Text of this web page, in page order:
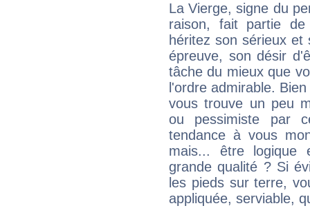
La Vierge, signe du
raison, fait partie
héritez son sérieux
épreuve, son désir
tâche du mieux que
l'ordre admirable.
vous trouve un peu
ou pessimiste par
tendance à vous
mais... être logique
grande qualité ? Si
les pieds sur terre,
appliquée, serviable,